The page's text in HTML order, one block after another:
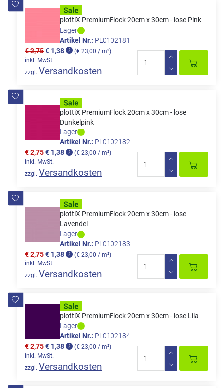
plottiX PremiumFlock 20cm x 30cm - lose Pink
Lager
Artikel Nr.: PL0102181
€ 2,75€ 1,38
(€ 23,00 / m²)
inkl. MwSt.
zzgl. Versandkosten
plottiX PremiumFlock 20cm x 30cm - lose
Dunkelpink
Lager
Artikel Nr.: PL0102182
€ 2,75€ 1,38
(€ 23,00 / m²)
inkl. MwSt.
zzgl. Versandkosten
plottiX PremiumFlock 20cm x 30cm - lose
Lavendel
Lager
Artikel Nr.: PL0102183
€ 2,75€ 1,38
(€ 23,00 / m²)
inkl. MwSt.
zzgl. Versandkosten
plottiX PremiumFlock 20cm x 30cm - lose Lila
Lager
Artikel Nr.: PL0102184
€ 2,75€ 1,38
(€ 23,00 / m²)
inkl. MwSt.
zzgl. Versandkosten